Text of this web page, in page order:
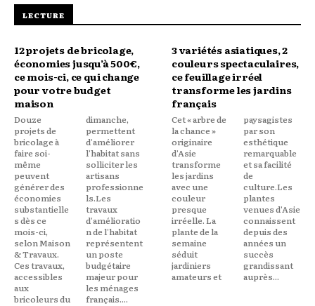
LECTURE
12 projets de bricolage,
économies jusqu’à 500€,
ce mois-ci, ce qui change
pour votre budget
maison
Douze
projets de
bricolage à
faire soi-
même
peuvent
générer des
économies
substantielle
s dès ce
mois-ci,
selon Maison
& Travaux.
Ces travaux,
accessibles
aux
bricoleurs du
dimanche,
permettent
d'améliorer
l'habitat sans
solliciter les
artisans
professionne
ls.Les
travaux
d'amélioratio
n de l'habitat
représentent
un poste
budgétaire
majeur pour
les ménages
français....
3 variétés asiatiques, 2
couleurs spectaculaires,
ce feuillage irréel
transforme les jardins
français
Cet « arbre de
la chance »
originaire
d'Asie
transforme
les jardins
avec une
couleur
presque
irréelle. La
plante de la
semaine
séduit
jardiniers
amateurs et
paysagistes
par son
esthétique
remarquable
et sa facilité
de
culture.Les
plantes
venues d'Asie
connaissent
depuis des
années un
succès
grandissant
auprès...